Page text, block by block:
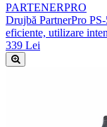
PARTENERPRO
Drujbă PartnerPro
eficiente, utilizare
339 Lei